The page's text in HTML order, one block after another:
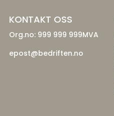
KONTAKT OSS
Org.no: 999 999 999MVA
epost@bedriften.no